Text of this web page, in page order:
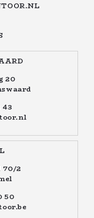
20
43
70/2
50